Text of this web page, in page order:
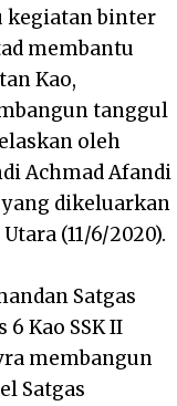
kegiatan binter
membantu
Kao,
tanggul
oleh
Achmad Afandi
yang dikeluarkan
(11/6/2020).
Satgas
Kao SSK II
membangun
Satgas